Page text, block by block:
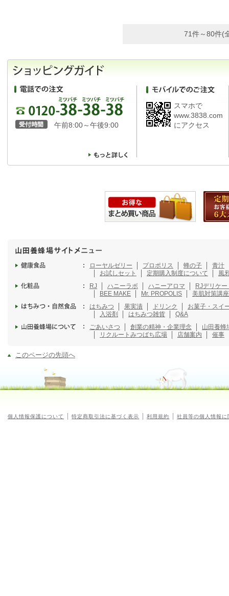
71件～80件(
午前8:00～午後9:00
スマホで
www.3838.com
にアクセス
ローヤルゼリー プロポリス 蜂の子
青汁
お試しセット
定期購入制度について
風
RJ
ハニーラボ ハニーアロマ
RJデリケ
BEE MAKE
Mr. PROPOLIS
美肌対策講座
はちみつ
果実漬 ドリンク
お菓子・スイ
入浴剤
はちみつ雑貨
Q&A
ごあいさつ
創業の精神・企業理念
山田養蜂
リクルート みつばち広場 店舗案内 催事
このページの先頭へ
個人情報保護について 特定商取引法に基づく表示 利用規約 社員等の個人情報